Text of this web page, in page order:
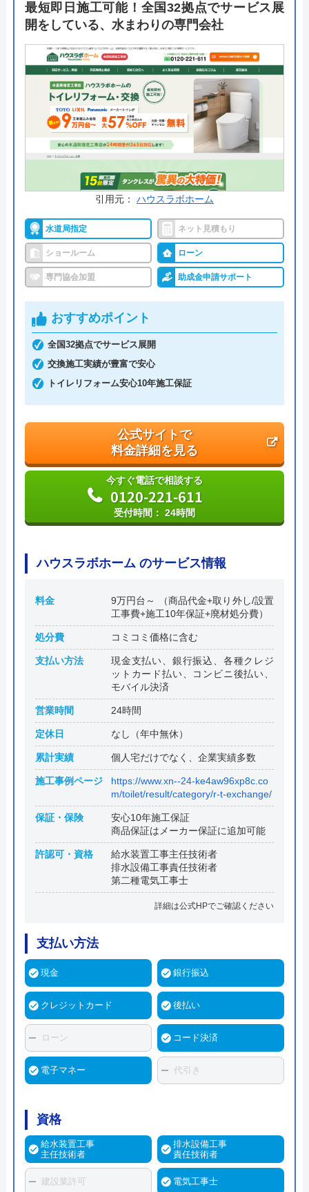
最短即日施工可能！全国32拠点でサービス展
開をしている、水まわりの専門会社
引用元： ハウスラボホーム
水道局指定 ネット見積もり
ショールーム ローン
専門協会加盟 助成金申請サポート
おすすめポイント
全国32拠点でサービス展開
交換施工実績が豊富で安心
トイレリフォーム安心10年施工保証
公式サイトで
料金詳細を見る
今すぐ電話で相談する
0120-221-611
受付時間： 24時間
ハウスラボホーム のサービス情報
料金
9万円台～ （商品代金+取り外し/設置
工事費+施工10年保証+廃材処分費）
処分費 コミコミ価格に含む
支払い方法
現金支払い、銀行振込、各種クレジ
ットカード払い、コンビニ後払い、
モバイル決済
営業時間 24時間
定休日 なし（年中無休）
累計実績 個人宅だけでなく、企業実績多数
施工事例ページ
https://www.xn--24-ke4aw96xp8c.co
m/toilet/result/category/r-t-exchange/
保証・保険
安心10年施工保証
商品保証はメーカー保証に追加可能
許認可・資格
給水装置工事主任技術者
排水設備工事責任技術者
第二種電気工事士
詳細は公式HPでご確認ください
支払い方法
現金 銀行振込
クレジットカード 後払い
ローン コード決済
電子マネー 代引き
資格
給水装置工事
主任技術者
排水設備工事
責任技術者
建設業許可 電気工事士